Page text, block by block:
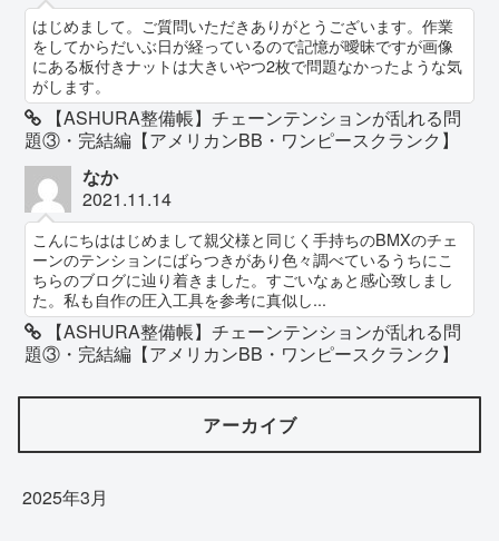
はじめまして。ご質問いただきありがとうございます。作業
をしてからだいぶ日が経っているので記憶が曖昧ですが画像
にある板付きナットは大きいやつ2枚で問題なかったような気
がします。
【ASHURA整備帳】チェーンテンションが乱れる問
題③・完結編【アメリカンBB・ワンピースクランク】
なか
2021.11.14
こんにちははじめまして親父様と同じく手持ちのBMXのチェ
ーンのテンションにばらつきがあり色々調べているうちにこ
ちらのブログに辿り着きました。すごいなぁと感心致しまし
た。私も自作の圧入工具を参考に真似し...
【ASHURA整備帳】チェーンテンションが乱れる問
題③・完結編【アメリカンBB・ワンピースクランク】
アーカイブ
2025年3月